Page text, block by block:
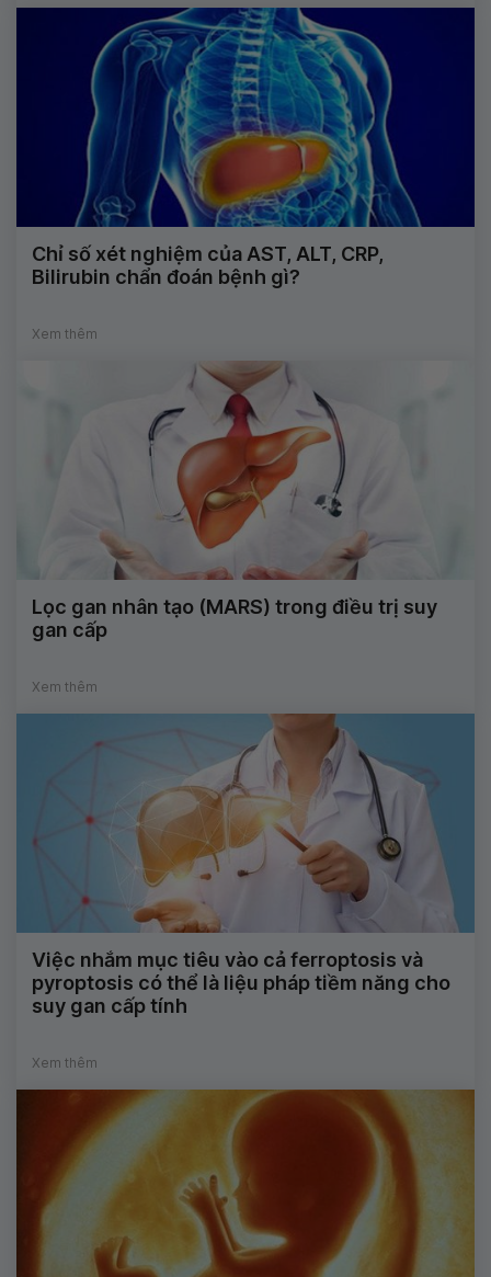
Chỉ số xét nghiệm của AST, ALT, CRP,
Bilirubin chẩn đoán bệnh gì?
Xem thêm
Lọc gan nhân tạo (MARS) trong điều trị suy
gan cấp
Xem thêm
Việc nhắm mục tiêu vào cả ferroptosis và
pyroptosis có thể là liệu pháp tiềm năng cho
suy gan cấp tính
Xem thêm